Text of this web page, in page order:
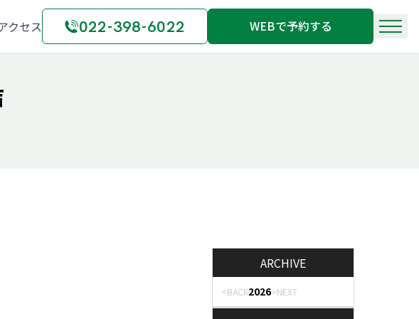
クセス 022-398-6022 WEBで予約する
ARCHIVE
<BACK2026>NEXT